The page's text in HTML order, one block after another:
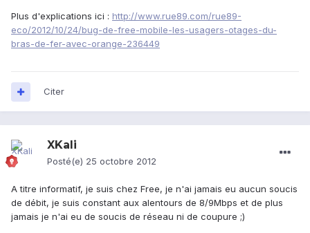
Plus d'explications ici : http://www.rue89.com/rue89-
eco/2012/10/24/bug-de-free-mobile-les-usagers-otages-du-
bras-de-fer-avec-orange-236449
Citer
XKali
Posté(e) 25 octobre 2012
A titre informatif, je suis chez Free, je n'ai jamais eu aucun soucis
de débit, je suis constant aux alentours de 8/9Mbps et de plus
jamais je n'ai eu de soucis de réseau ni de coupure ;)